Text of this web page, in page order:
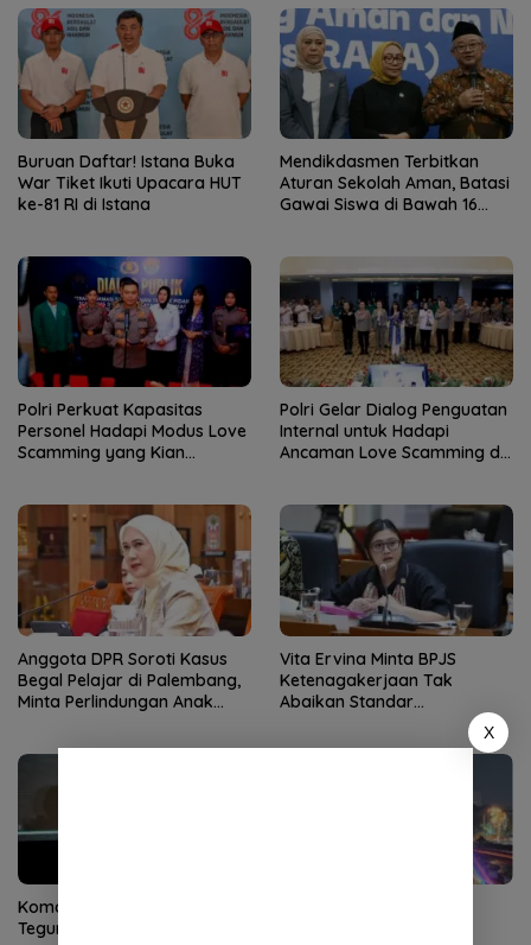
Buruan Daftar! Istana Buka
War Tiket Ikuti Upacara HUT
ke-81 RI di Istana
Mendikdasmen Terbitkan
Aturan Sekolah Aman, Batasi
Gawai Siswa di Bawah 16
Polri Perkuat Kapasitas
Personel Hadapi Modus Love
Scamming yang Kian
Polri Gelar Dialog Penguatan
Internal untuk Hadapi
Ancaman Love Scamming di
Anggota DPR Soroti Kasus
Begal Pelajar di Palembang,
Minta Perlindungan Anak
Vita Ervina Minta BPJS
Ketenagakerjaan Tak
Abaikan Standar
Keselamatan Saat Pelatihan
Komdigi Layangkan Surat
Teguran ke YouTube
X